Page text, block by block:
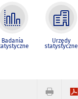
Badania Urzędy
statystyczne